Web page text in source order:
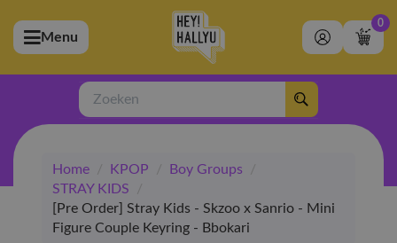
(Artiesten)
(Merchandise)
(Exclusive)
(Winkel)
Menu
0
Zoeken
Home / KPOP / Boy Groups
/
STRAY KIDS
/
[Pre Order] Stray Kids - Skzoo x Sanrio - Mini
Figure Couple Keyring - Bbokari